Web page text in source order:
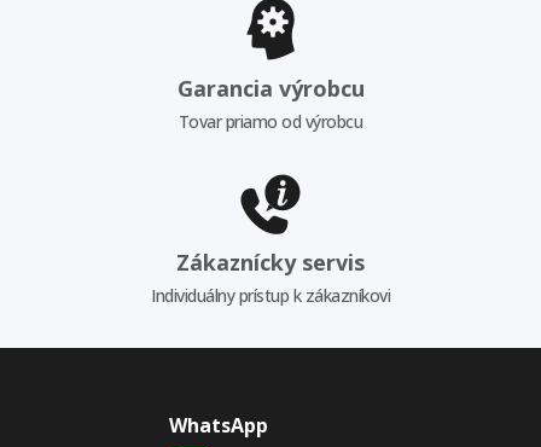
Garancia výrobcu
Tovar priamo od výrobcu
Zákaznícky servis
Individuálny prístup k zákazníkovi
WhatsApp